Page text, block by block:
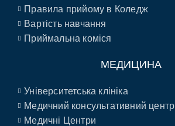
Правила прийому в Коледж
Вартість навчання
Приймальна коміся
МЕДИЦИНА
Університетська клініка
Медичний консультативний центр
Медичні Центри